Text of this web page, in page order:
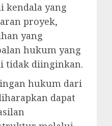
kendala yang
proyek,
yang
hukum yang
tidak diinginkan.
hukum dari
dapat